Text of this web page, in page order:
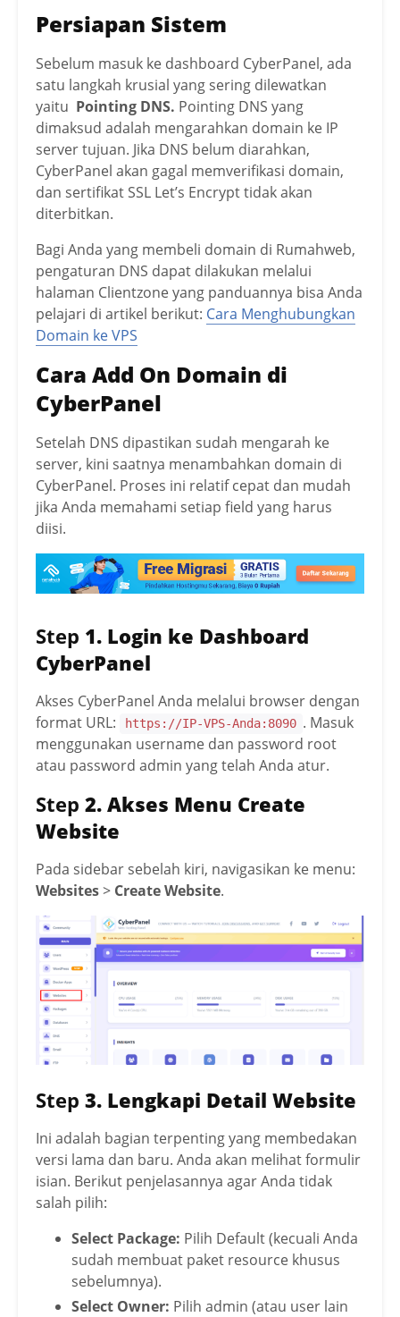
Persiapan Sistem
Sebelum masuk ke dashboard CyberPanel, ada
satu langkah krusial yang sering dilewatkan
yaitu Pointing DNS. Pointing DNS yang
dimaksud adalah mengarahkan domain ke IP
server tujuan. Jika DNS belum diarahkan,
CyberPanel akan gagal memverifikasi domain,
dan sertifikat SSL Let’s Encrypt tidak akan
diterbitkan.
Bagi Anda yang membeli domain di Rumahweb,
pengaturan DNS dapat dilakukan melalui
halaman Clientzone yang panduannya bisa Anda
pelajari di artikel berikut: Cara Menghubungkan
Domain ke VPS
Cara Add On Domain di
CyberPanel
Setelah DNS dipastikan sudah mengarah ke
server, kini saatnya menambahkan domain di
CyberPanel. Proses ini relatif cepat dan mudah
jika Anda memahami setiap field yang harus
diisi.
Step 1. Login ke Dashboard
CyberPanel
Akses CyberPanel Anda melalui browser dengan
format URL:
https://IP-VPS-Anda:8090 . Masuk
menggunakan username dan password root
atau password admin yang telah Anda atur.
Step 2. Akses Menu Create
Website
Pada sidebar sebelah kiri, navigasikan ke menu:
Websites> Create Website.
Step 3. Lengkapi Detail Website
Ini adalah bagian terpenting yang membedakan
versi lama dan baru. Anda akan melihat formulir
isian. Berikut penjelasannya agar Anda tidak
salah pilih:
Select Package: Pilih Default (kecuali Anda
sudah membuat paket resource khusus
sebelumnya).
Select Owner: Pilih admin (atau user lain